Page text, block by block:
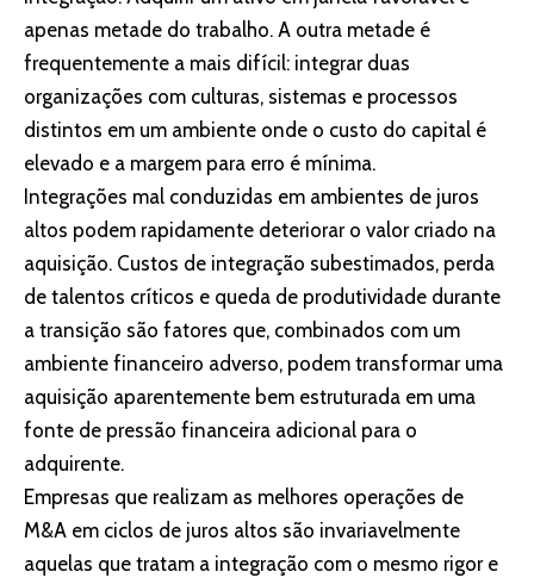
apenas metade do trabalho. A outra metade é
frequentemente a mais difícil: integrar duas
organizações com culturas, sistemas e processos
distintos em um ambiente onde o custo do capital é
elevado e a margem para erro é mínima.
Integrações mal conduzidas em ambientes de juros
altos podem rapidamente deteriorar o valor criado na
aquisição. Custos de integração subestimados, perda
de talentos críticos e queda de produtividade durante
a transição são fatores que, combinados com um
ambiente financeiro adverso, podem transformar uma
aquisição aparentemente bem estruturada em uma
fonte de pressão financeira adicional para o
adquirente.
Empresas que realizam as melhores operações de
M&A em ciclos de juros altos são invariavelmente
aquelas que tratam a integração com o mesmo rigor e